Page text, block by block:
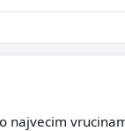
najvecim